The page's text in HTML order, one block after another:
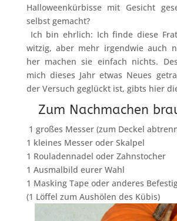
Halloweenkürbisse mit Gesicht
selbst gemacht?
Ich bin ehrlich: Ich finde diese
witzig, aber mehr irgendwie auch
her machen sie einfach nichts.
mich dieses Jahr etwas Neues
der Versuch geglückt ist, gibts hier
Zum Nachmachen
1 großes Messer (zum Deckel
1 kleines Messer oder Skalpel
1 Rouladennadel oder Zahnstocher
1 Ausmalbild eurer Wahl
1 Masking Tape oder anderes
(1 Löffel zum Aushölen des Kübis)